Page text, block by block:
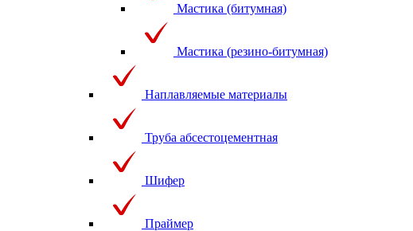
Мастика (битумная)
Мастика (резино-битумная)
Наплавляемые материалы
Труба абсестоцементная
Шифер
Праймер